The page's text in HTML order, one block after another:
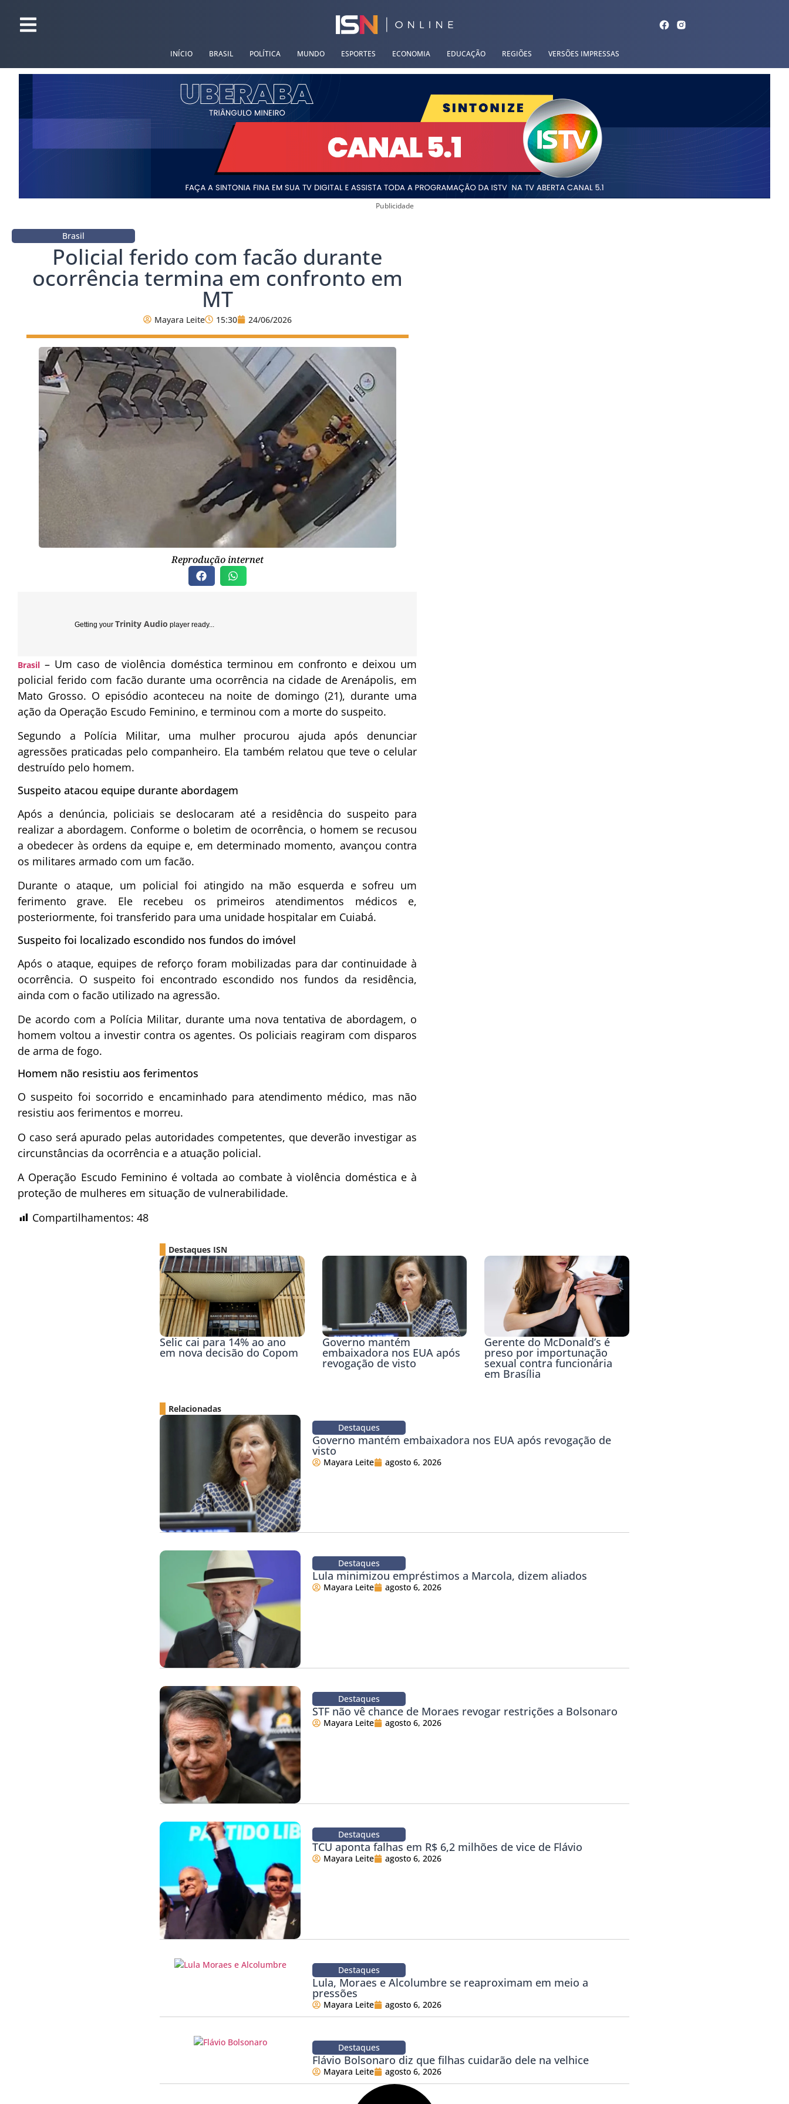
INÍCIO BRASIL POLÍTICA MUNDO ESPORTES ECONOMIA EDUCAÇÃO REGIÕES VERSÕES IMPRESSAS
Publicidade
Brasil
Policial ferido com facão durante
ocorrência termina em confronto em
MT
Mayara Leite 15:30 24/06/2026
Reprodução internet
Getting your Trinity Audio player ready...
Brasil – Um caso de violência doméstica terminou em confronto e deixou um
policial ferido com facão durante uma ocorrência na cidade de Arenápolis, em
Mato Grosso. O episódio aconteceu na noite de domingo (21), durante uma
ação da Operação Escudo Feminino, e terminou com a morte do suspeito.
Segundo a Polícia Militar, uma mulher procurou ajuda após denunciar
agressões praticadas pelo companheiro. Ela também relatou que teve o celular
destruído pelo homem.
Suspeito atacou equipe durante abordagem
Após a denúncia, policiais se deslocaram até a residência do suspeito para
realizar a abordagem. Conforme o boletim de ocorrência, o homem se recusou
a obedecer às ordens da equipe e, em determinado momento, avançou contra
os militares armado com um facão.
Durante o ataque, um policial foi atingido na mão esquerda e sofreu um
ferimento grave. Ele recebeu os primeiros atendimentos médicos e,
posteriormente, foi transferido para uma unidade hospitalar em Cuiabá.
Suspeito foi localizado escondido nos fundos do imóvel
Após o ataque, equipes de reforço foram mobilizadas para dar continuidade à
ocorrência. O suspeito foi encontrado escondido nos fundos da residência,
ainda com o facão utilizado na agressão.
De acordo com a Polícia Militar, durante uma nova tentativa de abordagem, o
homem voltou a investir contra os agentes. Os policiais reagiram com disparos
de arma de fogo.
Homem não resistiu aos ferimentos
O suspeito foi socorrido e encaminhado para atendimento médico, mas não
resistiu aos ferimentos e morreu.
O caso será apurado pelas autoridades competentes, que deverão investigar as
circunstâncias da ocorrência e a atuação policial.
A Operação Escudo Feminino é voltada ao combate à violência doméstica e à
proteção de mulheres em situação de vulnerabilidade.
Compartilhamentos: 48
Destaques ISN
Selic cai para 14% ao ano
em nova decisão do Copom
Governo mantém
embaixadora nos EUA após
revogação de visto
Gerente do McDonald’s é
preso por importunação
sexual contra funcionária
em Brasília
Relacionadas
Destaques
Governo mantém embaixadora nos EUA após revogação de
visto
Mayara Leite agosto 6, 2026
Destaques
Lula minimizou empréstimos a Marcola, dizem aliados
Mayara Leite agosto 6, 2026
Destaques
STF não vê chance de Moraes revogar restrições a Bolsonaro
Mayara Leite agosto 6, 2026
Destaques
TCU aponta falhas em R$ 6,2 milhões de vice de Flávio
Mayara Leite agosto 6, 2026
Destaques
Lula, Moraes e Alcolumbre se reaproximam em meio a
pressões
Mayara Leite agosto 6, 2026
Destaques
Flávio Bolsonaro diz que filhas cuidarão dele na velhice
Mayara Leite agosto 6, 2026